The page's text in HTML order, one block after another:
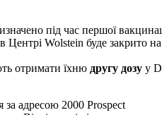
під час першої
Центрі Wolstein буде закрито
отримати їхню другу дозу у
за адресою 2000 Prospect